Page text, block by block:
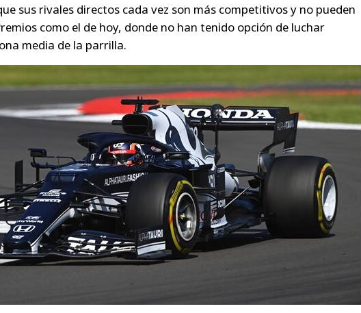
sus rivales directos cada vez son más competitivos y no pueden
como el de hoy, donde no han tenido opción de luchar
media de la parrilla.